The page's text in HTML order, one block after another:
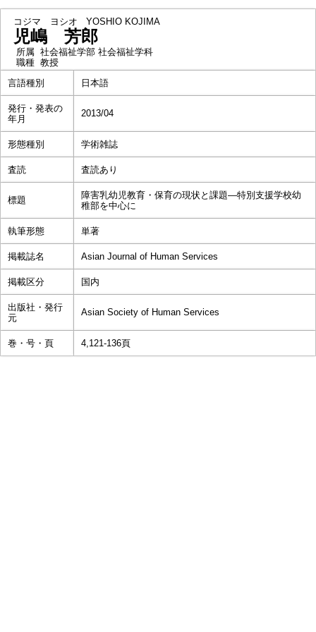
コジマ ヨシオ YOSHIO KOJIMA
児嶋 芳郎
所属 社会福祉学部 社会福祉学科
職種 教授
言語種別
日本語
発行・発表の
年月
2013/04
形態種別 学術雑誌
査読 査読あり
標題
障害乳幼児教育・保育の現状と課題―特別支援学校幼
稚部を中心に
執筆形態 単著
掲載誌名 Asian Journal of Human Services
掲載区分 国内
出版社・発行
元
Asian Society of Human Services
巻・号・頁 4,121-136頁